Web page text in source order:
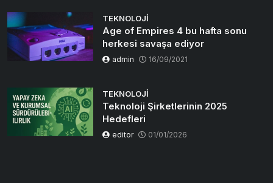
TEKNOLOJI
Age of Empires 4 bu hafta sonu
herkesi savaşa ediyor
admin 16/09/2021
TEKNOLOJI
Teknoloji Şirketlerinin 2025
Hedefleri
editor 01/01/2026